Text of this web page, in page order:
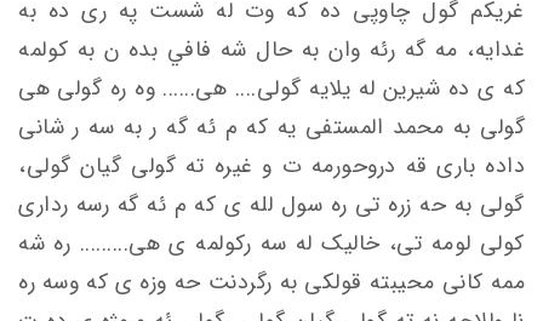
غریكم گول چاوپی ده که وت له شست په ری ده به
غدایه، مه گه رئه وان به حال شه فافي بده ن به کولمه
که ی ده شیرین له يلايه گولی.... هی...... وه ره گولی هی
گولی به محمد المستفی یه که م ئه گه ر به سه ر شانی
داده باری قه دروحورمه ت و غیره ته گولی گیان گولی،
گولی به حه زره تی ره سول لله ی که م ئه گه رسه رداری
کولی لومه تی، خاليک له سه ركولمه ی هی......... ره شه
ممه کانی محيبته قولکی به رگردنت حه وزه ی که وسه ره